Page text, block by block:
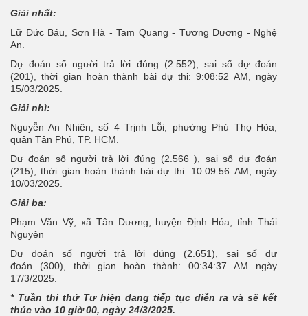
Giải nhất:
Lữ Đức Báu, Sơn Hà - Tam Quang - Tương Dương - Nghệ
An.
Dự đoán số người trả lời đúng (2.552), sai số dự đoán
(201), thời gian hoàn thành bài dự thi: 9:08:52 AM, ngày
15/03/2025.
Giải nhì:
Nguyễn An Nhiên, số 4 Trịnh Lỗi, phường Phú Thọ Hòa,
quận Tân Phú, TP. HCM.
Dự đoán số người trả lời đúng (2.566 ), sai số dự đoán
(215), thời gian hoàn thành bài dự thi: 10:09:56 AM, ngày
10/03/2025.
Giải ba:
Phạm Văn Vỹ, xã Tân Dương, huyện Định Hóa, tỉnh Thái
Nguyên
Dự đoán số người trả lời đúng (2.651), sai số dự
đoán (300), thời gian hoàn thành: 00:34:37 AM ngày
17/3/2025.
* Tuần thi thứ Tư hiện đang tiếp tục diễn ra và sẽ kết
thúc vào 10 giờ 00, ngày 24/3/2025.